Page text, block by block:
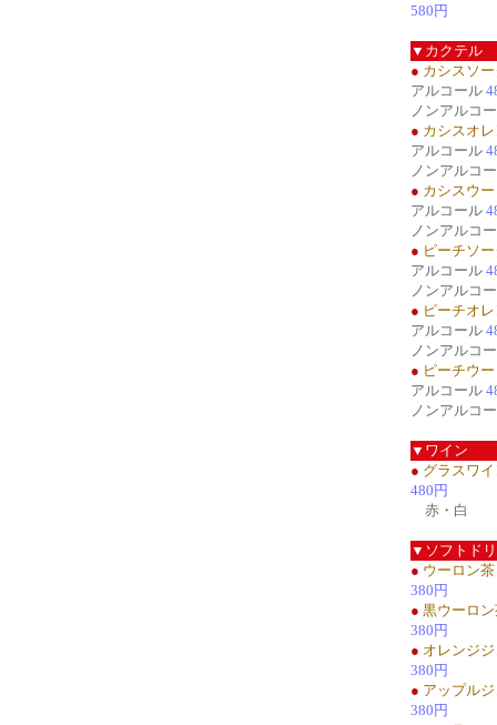
580円
▼カクテル
● カシスソ
アルコール
ノンアルコ
● カシスオ
アルコール
ノンアルコ
● カシスウ
アルコール
ノンアルコ
● ピーチソ
アルコール
ノンアルコ
● ピーチオ
アルコール
ノンアルコ
● ピーチウ
アルコール
ノンアルコ
▼ワイン
● グラスワ
480円
赤・白
▼ソフトド
● ウーロン茶
380円
● 黒ウーロ
380円
● オレンジ
380円
● アップル
380円